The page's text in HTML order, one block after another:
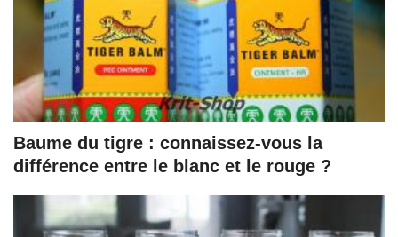
Baume du tigre : connaissez-vous la
différence entre le blanc et le rouge ?